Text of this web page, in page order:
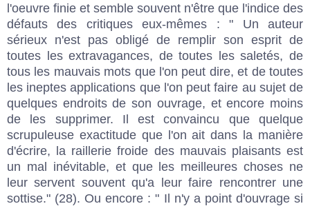
l'oeuvre finie et semble souvent n'être que l'indice des
défauts des critiques eux-mêmes : " Un auteur
sérieux n'est pas obligé de remplir son esprit de
toutes les extravagances, de toutes les saletés, de
tous les mauvais mots que l'on peut dire, et de toutes
les ineptes applications que l'on peut faire au sujet de
quelques endroits de son ouvrage, et encore moins
de les supprimer. Il est convaincu que quelque
scrupuleuse exactitude que l'on ait dans la manière
d'écrire, la raillerie froide des mauvais plaisants est
un mal inévitable, et que les meilleures choses ne
leur servent souvent qu'a leur faire rencontrer une
sottise." (28). Ou encore : " Il n'y a point d'ouvrage si